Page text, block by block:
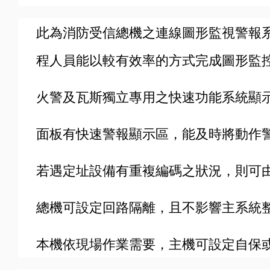
此為消防受信總機之連線圖形監視警
程人員能以較有效率的方式完成圖形監
火警及瓦斯獨立專用之快速功能系統
面板有快速警報顯示區，能及時將動作
若遇定址設備有重複編碼之狀況，則可
總機可設定回路隔離，且不影響主系統
本機依現場作業需要，主機可設定自保